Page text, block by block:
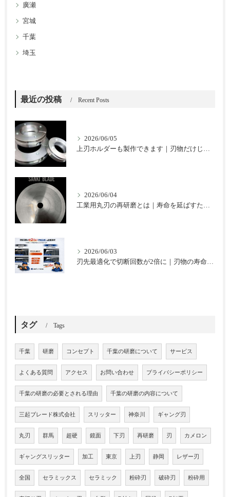
廣瀬
宮城
千葉
埼玉
最近の投稿 Recent Posts
2026/06/05
上刃ホルダーも製作できます｜刃物だけじゃない三起ブレードのご提案
2026/06/04
工業用丸刃の再研磨とは｜寿命を延ばすための基本と注意点
2026/06/03
刃先最適化で切断回数が2倍に｜刃物の寿命を延ばした改善事例
タグ Tags
千葉 研磨 コンセプト 千葉の研磨について サービス
よくある質問 アクセス お問い合わせ プライバシーポリシー
千葉の研磨の必要とされる理由 千葉の研磨の内容について
三起ブレード株式会社 スリッター 神奈川 ギャング刃
丸刃 群馬 超硬 鏡面 下刃 再研磨 刃 カメロン
ギャングスリッター 加工 東京 上刃 静岡 レザー刃
全国 セラミックス セラミック 粉砕刃 破砕刃 粉砕用